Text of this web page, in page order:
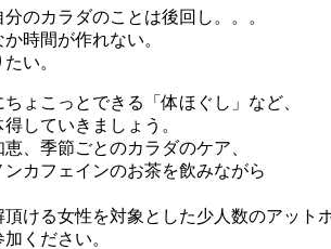
のカラダのことは後回し。。。
時間が作れない。
い。
ょこっとできる「体ほぐし」など、
していきましょう。
、季節ごとのカラダのケア、
カフェインのお茶を飲みながら
ける女性を対象とした少人数のアット
ください。